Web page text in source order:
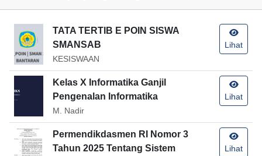
TATA TERTIB E POIN SISWA
SMANSAB
KESISWAAN
Lihat
Kelas X Informatika Ganjil
Pengenalan Informatika
M. Nadir
Lihat
Permendikdasmen RI Nomor 3
Tahun 2025 Tentang Sistem
Lihat